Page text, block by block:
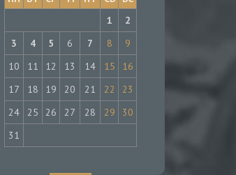
1
2
3
4 5 6 7 8
9
10
11 12 13 14 15
16
17
18 19 20 21 22
23
24
25 26 27 28 29
30
31